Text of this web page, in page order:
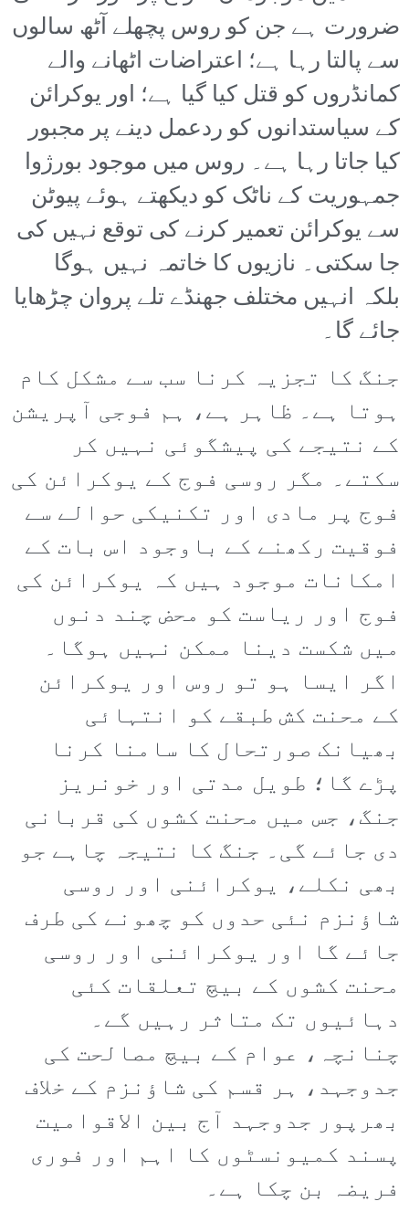
ضرورت ہے جن کو روس پچھلے آٹھ سالوں
سے پالتا رہا ہے؛ اعتراضات اٹھانے والے
کمانڈروں کو قتل کیا گیا ہے؛ اور یوکرائن
کے سیاستدانوں کو ردعمل دینے پر مجبور
کیا جاتا رہا ہے۔ روس میں موجود بورژوا
جمہوریت کے ناٹک کو دیکھتے ہوئے پیوٹن
سے یوکرائن تعمیر کرنے کی توقع نہیں کی
جا سکتی۔ نازیوں کا خاتمہ نہیں ہوگا
بلکہ انہیں مختلف جھنڈے تلے پروان چڑھایا
جائے گا۔
جنگ کا تجزیہ کرنا سب سے مشکل کام
ہوتا ہے۔ ظاہر ہے، ہم فوجی آپریشن
کے نتیجے کی پیشگوئی نہیں کر
سکتے۔ مگر روسی فوج کے یوکرائن کی
فوج پر مادی اور تکنیکی حوالے سے
فوقیت رکھنے کے باوجود اس بات کے
امکانات موجود ہیں کہ یوکرائن کی
فوج اور ریاست کو محض چند دنوں
میں شکست دینا ممکن نہیں ہوگا۔
اگر ایسا ہو تو روس اور یوکرائن
کے محنت کش طبقے کو انتہائی
بھیانک صورتحال کا سامنا کرنا
پڑے گا؛ طویل مدتی اور خونریز
جنگ، جس میں محنت کشوں کی قربانی
دی جائے گی۔ جنگ کا نتیجہ چاہے جو
بھی نکلے، یوکرائنی اور روسی
شاؤنزم نئی حدوں کو چھونے کی طرف
جائے گا اور یوکرائنی اور روسی
محنت کشوں کے بیچ تعلقات کئی
دہائیوں تک متاثر رہیں گے۔
چنانچہ، عوام کے بیچ مصالحت کی
جدوجہد، ہر قسم کی شاؤنزم کے خلاف
بھرپور جدوجہد آج بین الاقوامیت
پسند کمیونسٹوں کا اہم اور فوری
فریضہ بن چکا ہے۔